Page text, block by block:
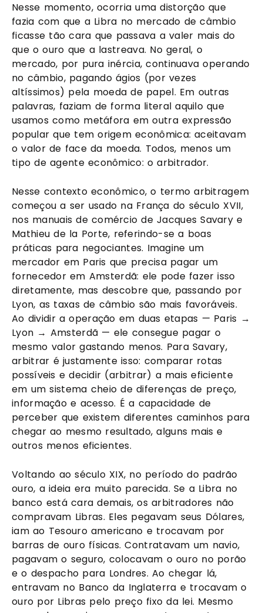
Nesse momento, ocorria uma distorção que
fazia com que a Libra no mercado de câmbio
ficasse tão cara que passava a valer mais do
que o ouro que a lastreava. No geral, o
mercado, por pura inércia, continuava operando
no câmbio, pagando ágios (por vezes
altíssimos) pela moeda de papel. Em outras
palavras, faziam de forma literal aquilo que
usamos como metáfora em outra expressão
popular que tem origem econômica: aceitavam
o valor de face da moeda. Todos, menos um
tipo de agente econômico: o arbitrador.
Nesse contexto econômico, o termo arbitragem
começou a ser usado na França do século XVII,
nos manuais de comércio de Jacques Savary e
Mathieu de la Porte, referindo-se a boas
práticas para negociantes. Imagine um
mercador em Paris que precisa pagar um
fornecedor em Amsterdã: ele pode fazer isso
diretamente, mas descobre que, passando por
Lyon, as taxas de câmbio são mais favoráveis.
Ao dividir a operação em duas etapas — Paris →
Lyon → Amsterdã — ele consegue pagar o
mesmo valor gastando menos. Para Savary,
arbitrar é justamente isso: comparar rotas
possíveis e decidir (arbitrar) a mais eficiente
em um sistema cheio de diferenças de preço,
informação e acesso. É a capacidade de
perceber que existem diferentes caminhos para
chegar ao mesmo resultado, alguns mais e
outros menos eficientes.
Voltando ao século XIX, no período do padrão
ouro, a ideia era muito parecida. Se a Libra no
banco está cara demais, os arbitradores não
compravam Libras. Eles pegavam seus Dólares,
iam ao Tesouro americano e trocavam por
barras de ouro físicas. Contratavam um navio,
pagavam o seguro, colocavam o ouro no porão
e o despacho para Londres. Ao chegar lá,
entravam no Banco da Inglaterra e trocavam o
ouro por Libras pelo preço fixo da lei. Mesmo